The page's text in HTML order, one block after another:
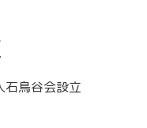
石鳥谷会設立